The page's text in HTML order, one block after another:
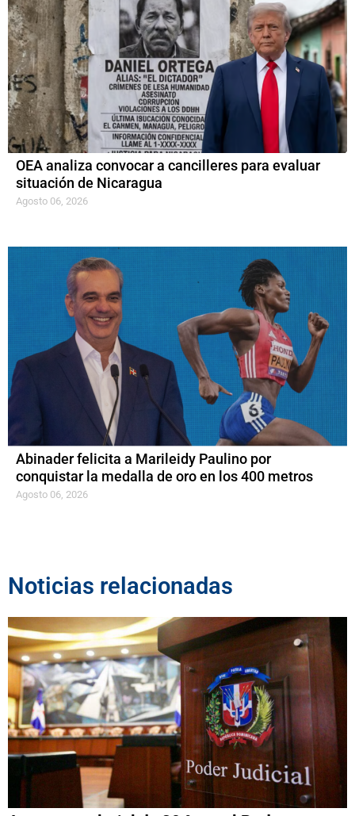
OEA analiza convocar a cancilleres para evaluar
situación de Nicaragua
Agosto 06, 2026
Abinader felicita a Marileidy Paulino por
conquistar la medalla de oro en los 400 metros
Agosto 06, 2026
Noticias relacionadas